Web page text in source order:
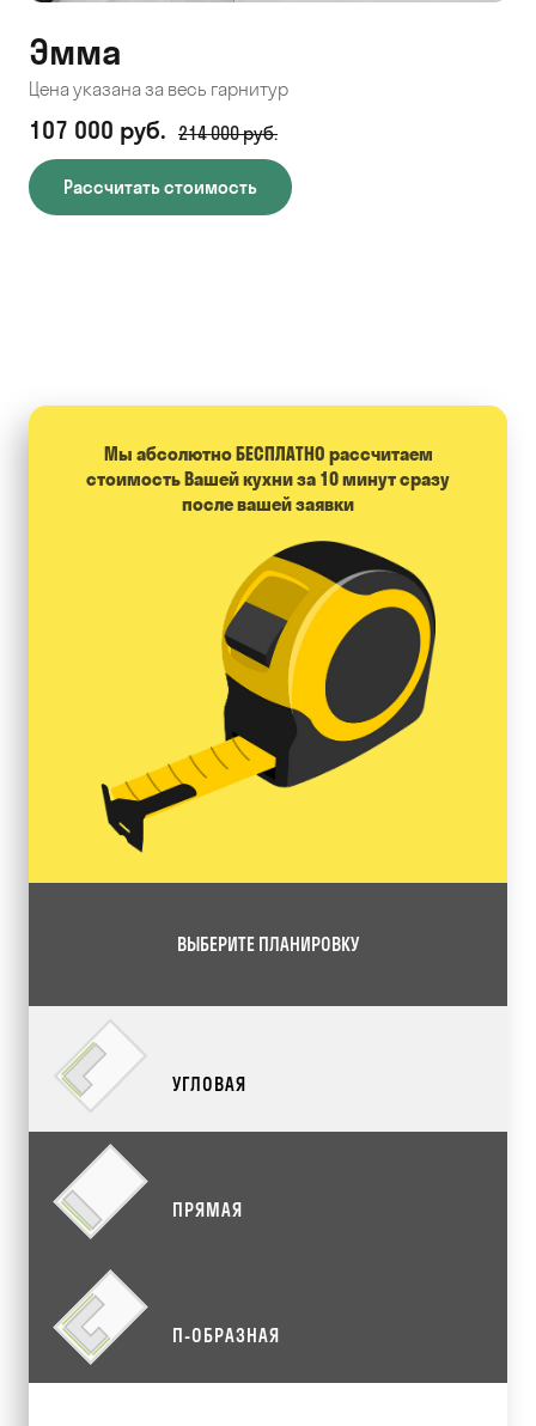
Эмма
Цена указана за весь гарнитур
107 000 руб. 214 000 руб.
Рассчитать стоимость
Мы абсолютно БЕСПЛАТНО расcчитаем
стоимость Вашей кухни за 10 минут сразу
после вашей заявки
ВЫБЕРИТЕ ПЛАНИРОВКУ
УГЛОВАЯ
ПРЯМАЯ
П-ОБРАЗНАЯ